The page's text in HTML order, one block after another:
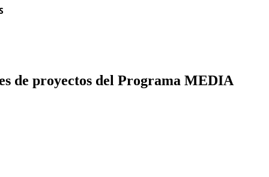
de proyectos del Programa MEDIA